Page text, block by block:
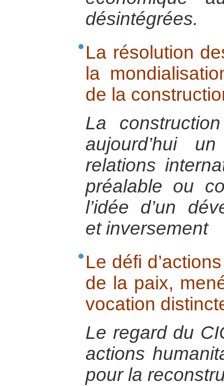
désintégrées.
La résolution
la
de la
La
aujourd’hui
relations
préalable ou
l’idée d’un
et inversement
Le défi
de la paix,
vocation
Le regard du
actions
pour la